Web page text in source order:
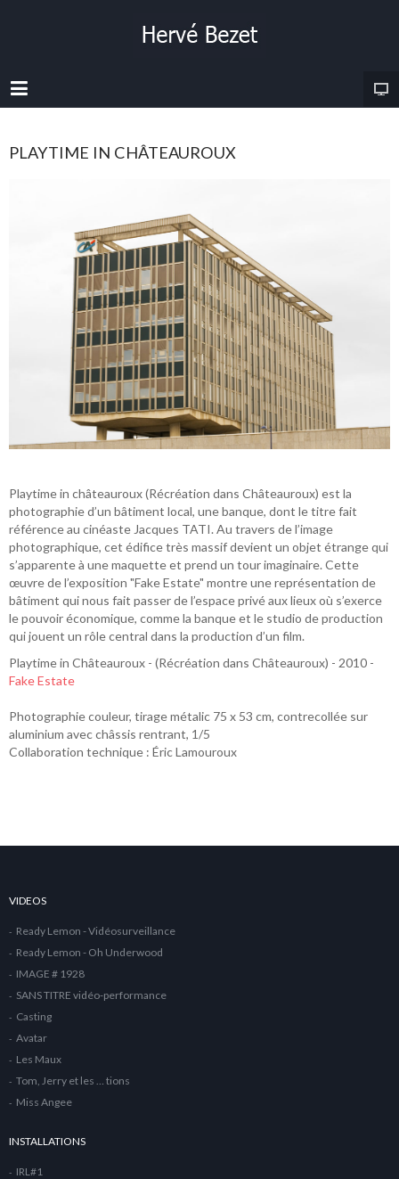
PLAYTIME IN CHÂTEAUROUX
Playtime in châteauroux (Récréation dans Châteauroux) est la
photographie d’un bâtiment local, une banque, dont le titre fait
référence au cinéaste Jacques TATI. Au travers de l’image
photographique, cet édifice très massif devient un objet étrange qui
s’apparente à une maquette et prend un tour imaginaire. Cette
œuvre de l’exposition "Fake Estate" montre une représentation de
bâtiment qui nous fait passer de l’espace privé aux lieux où s’exerce
le pouvoir économique, comme la banque et le studio de production
qui jouent un rôle central dans la production d’un film.
Playtime in Châteauroux - (Récréation dans Châteauroux) - 2010 -
Fake Estate
Photographie couleur, tirage métalic 75 x 53 cm, contrecollée sur
aluminium avec châssis rentrant, 1/5
Collaboration technique : Éric Lamouroux
VIDEOS
Ready Lemon - Vidéosurveillance
Ready Lemon - Oh Underwood
IMAGE # 1928
SANS TITRE vidéo-performance
Casting
Avatar
Les Maux
Tom, Jerry et les … tions
Miss Angee
INSTALLATIONS
IRL#1